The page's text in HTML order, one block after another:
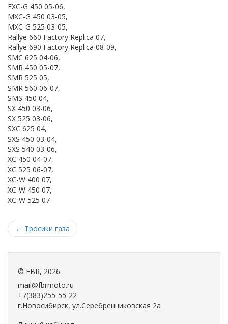
EXC-G 450 05-06,
MXC-G 450 03-05,
MXC-G 525 03-05,
Rallye 660 Factory Replica 07,
Rallye 690 Factory Replica 08-09,
SMC 625 04-06,
SMR 450 05-07,
SMR 525 05,
SMR 560 06-07,
SMS 450 04,
SX 450 03-06,
SX 525 03-06,
SXC 625 04,
SXS 450 03-04,
SXS 540 03-06,
XC 450 04-07,
XC 525 06-07,
XC-W 400 07,
XC-W 450 07,
XC-W 525 07
← Тросики газа
© FBR, 2026
mail@fbrmoto.ru
+7(383)255-55-22
г.Новосибирск, ул.Серебренниковская 2а